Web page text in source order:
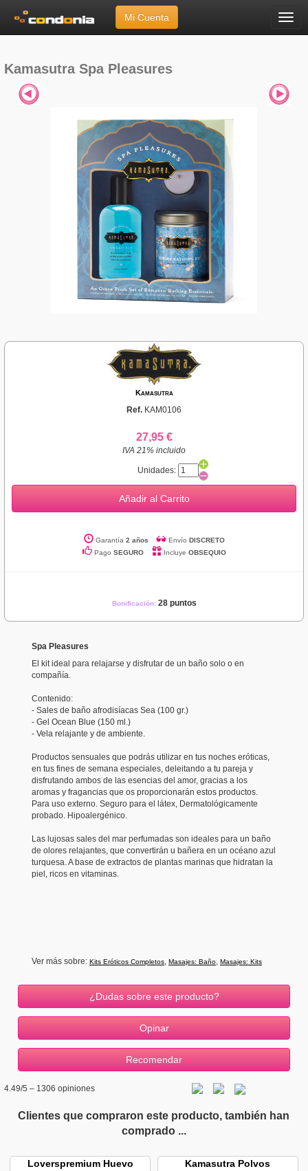
Menú
Mi Cuenta
Kamasutra»Spa Pleasures
Kamasutra Spa Pleasures
Kamasutra
Ref. KAM0106
27,95 €
IVA 21% incluido
Unidades:
Añadir al Carrito
Garantía 2 años Envío DISCRETO
Pago SEGURO Incluye OBSEQUIO
Bonificación: 28 puntos
Spa Pleasures
El kit ideal para relajarse y disfrutar de un baño solo o en
compañía.
Contenido:
- Sales de baño afrodisíacas Sea (100 gr.)
- Gel Ocean Blue (150 ml.)
- Vela relajante y de ambiente.
Productos sensuales que podrás utilizar en tus noches eróticas,
en tus fines de semana especiales, deleitando a tu pareja y
disfrutando ambos de las esencias del amor, gracias a los
aromas y fragancias que os proporcionarán estos productos.
Para uso externo. Seguro para el látex, Dermatológicamente
probado. Hipoalergénico.
Las lujosas sales del mar perfumadas son ideales para un baño
de olores relajantes, que convertirán u bañera en un océano azul
turquesa. A base de extractos de plantas marinas que hidratan la
piel, ricos en vitaminas.
Ver más sobre: Kits Eróticos Completos, Masajes: Baño, Masajes: Kits
¿Dudas sobre este producto?
4.49/5 – 1306 opiniones
Clientes que compraron este producto, también han
comprado ...
Loverspremium Huevo
Kamasutra Polvos